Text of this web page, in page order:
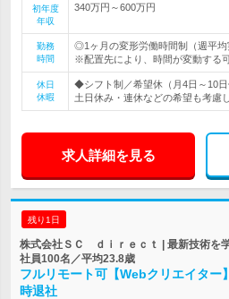
初年度
年収
340万円～600万円
勤務
時間
◎1ヶ月の変形労働時間制（週平
※配置先により、時間が変動する
休日
休暇
◆シフト制／希望休（月4日～10
土日休み・連休などの希望も考慮
求人詳細を見る
残り1日
株式会社ＳＣ ｄｉｒｅｃｔ | 最新技術を
社員100名／平均23.8歳
フルリモート可【Webクリエイタ
時退社